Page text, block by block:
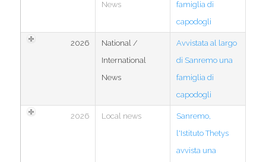
News
famiglia di
capodogli
2026
National /
International
News
Avvistata al largo
di Sanremo una
famiglia di
capodogli
2026 Local news
Sanremo,
l'Istituto Thetys
avvista una